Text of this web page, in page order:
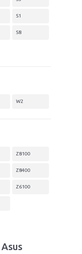
S1
S8
W2
Z8100
Z8400
Z6100